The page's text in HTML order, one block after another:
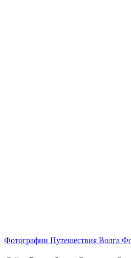
Фотографии Путешествия Волга